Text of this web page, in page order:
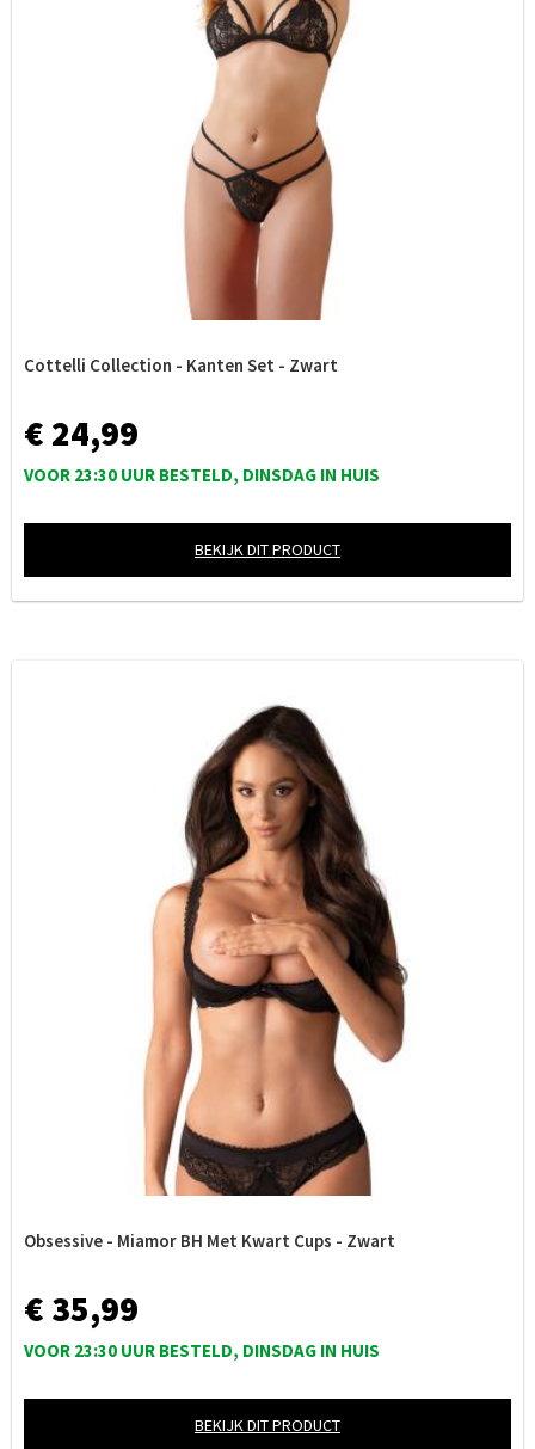
Cottelli Collection - Kanten Set - Zwart
€ 24,99
VOOR 23:30 UUR BESTELD, DINSDAG IN HUIS
BEKIJK DIT PRODUCT
Obsessive - Miamor BH Met Kwart Cups - Zwart
€ 35,99
VOOR 23:30 UUR BESTELD, DINSDAG IN HUIS
BEKIJK DIT PRODUCT